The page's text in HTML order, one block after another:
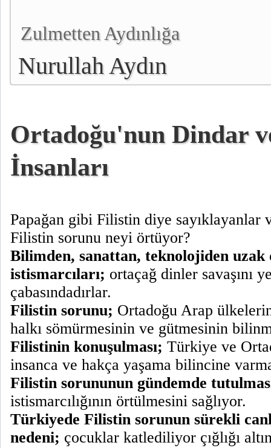
Zulmetten Aydınlığa
Nurullah Aydın
Ortadoğu'nun Dindar
İnsanları
Papağan gibi Filistin diye sayıklayanlar
Filistin sorunu neyi örtüyor?
Bilimden, sanattan, teknolojiden uzak
istismarcıları; ortaçağ dinler savaşını
çabasındadırlar.
Filistin sorunu; Ortadoğu Arap
halkı sömürmesinin ve gütmesinin
Filistinin konuşulması; Türkiye ve
insanca ve hakça yaşama bilincine
Filistin sorununun gündemde
istismarcılığının örtülmesini sağlıyor.
Türkiyede Filistin sorunun sürekli
nedeni; çocuklar katlediliyor çığlığı